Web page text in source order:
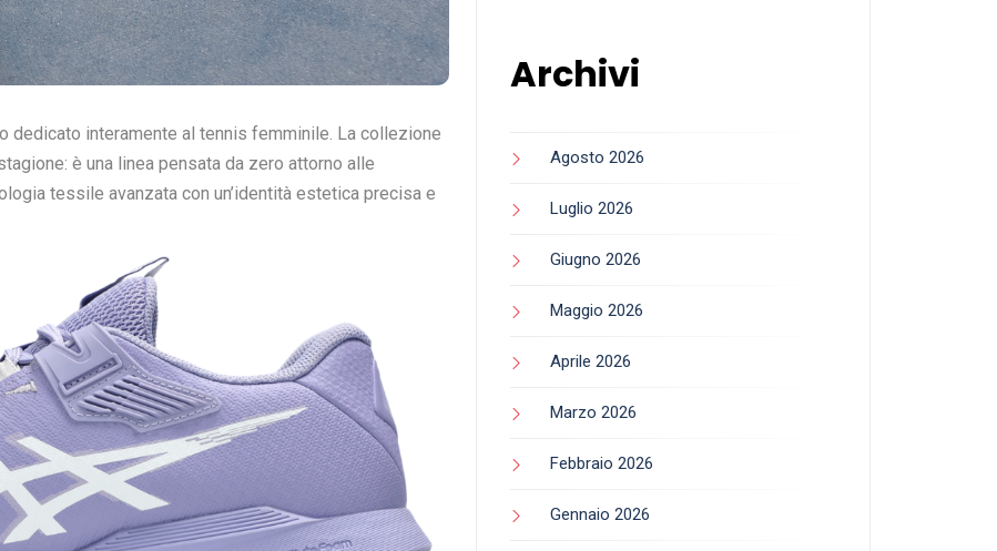
dedicato interamente al tennis femminile. La collezione
è una linea pensata da zero attorno alle
tessile avanzata con un’identità estetica precisa e
Archivi
Agosto 2026
Luglio 2026
Giugno 2026
Maggio 2026
Aprile 2026
Marzo 2026
Febbraio 2026
Gennaio 2026